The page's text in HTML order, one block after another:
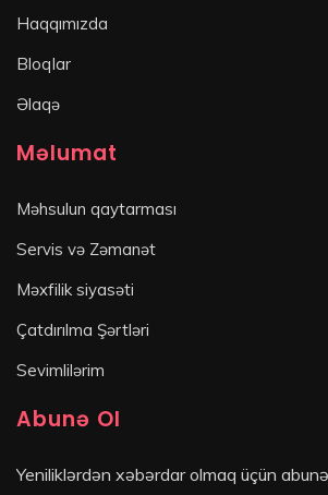
Haqqımızda
Bloqlar
Əlaqə
Məlumat
Məhsulun qaytarması
Servis və Zəmanət
Məxfilik siyasəti
Çatdırılma Şərtləri
Sevimlilərim
Abunə Ol
Yeniliklərdən xəbərdar olmaq üçün